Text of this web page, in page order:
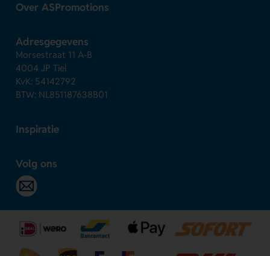
Over ASPromotions
Adresgegevens
Morsestraat 11 A-B
4004 JP Tiel
KvK: 54142792
BTW: NL851187638B01
Inspiratie
Volg ons